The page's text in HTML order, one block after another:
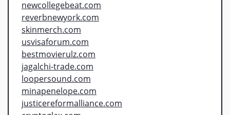
newcollegebeat.com
reverbnewyork.com
skinmerch.com
usvisaforum.com
bestmovierulz.com
jagalchi-trade.com
loopersound.com
minapenelope.com
justicereformalliance.com